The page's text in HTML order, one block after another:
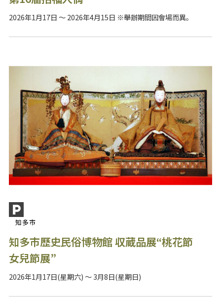
2026年1月17日 ～ 2026年4月15日 ※舉辦期間因會場而異。
知多市
知多市歷史民俗博物館 収蔵品展“桃花節
女兒節展”
2026年1月17日(星期六) ～ 3月8日(星期日)